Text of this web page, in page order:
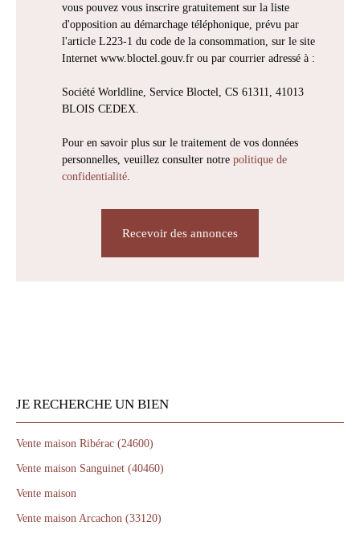
vous pouvez vous inscrire gratuitement sur la liste
d'opposition au démarchage téléphonique, prévu par
l'article L223-1 du code de la consommation, sur le site
Internet www.bloctel.gouv.fr ou par courrier adressé à :
Société Worldline, Service Bloctel, CS 61311, 41013
BLOIS CEDEX.
Pour en savoir plus sur le traitement de vos données
personnelles, veuillez consulter notre politique de
confidentialité
Recevoir des annonces
JE RECHERCHE UN BIEN
Vente maison Ribérac (24600)
Vente maison Sanguinet (40460)
Vente maison
Vente maison Arcachon (33120)